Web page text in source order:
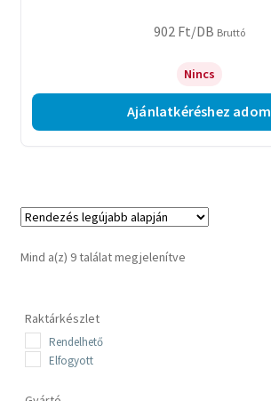
902 Ft/DB Bruttó
Nincs
Ajánlatkéréshez adom
Mind a(z) 9 találat megjelenítveSorted
Raktárkészlet
Rendelhető
Elfogyott